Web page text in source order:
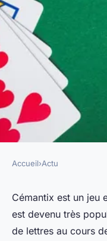
Cémantix :
innovant !
Accueil›Actu
Cémantix est un jeu
est devenu très
de lettres au cours